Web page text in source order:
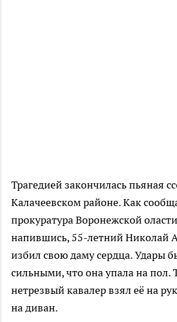
Трагедией закончилась пьяная
Калачеевском районе. Как
прокуратура Воронежской
напившись, 55-летний Николай
избил свою даму сердца. Удары
сильными, что она упала на пол.
нетрезвый кавалер взял её на
на диван.